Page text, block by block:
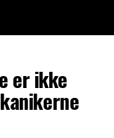
er ikke